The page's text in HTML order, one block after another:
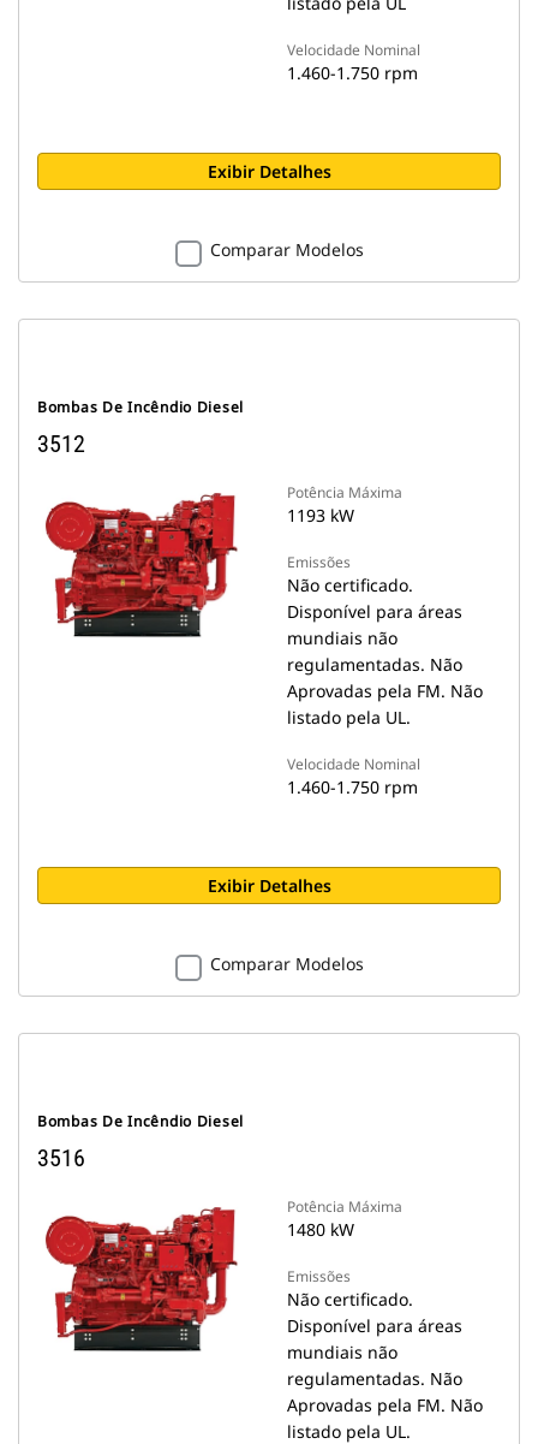
Velocidade Nominal
1.460-1.750 rpm
Exibir Detalhes
Comparar Modelos
Bombas De Incêndio Diesel
3512
Potência Máxima
1193 kW
Emissões
Não certificado.
Disponível para áreas
mundiais não
regulamentadas. Não
Aprovadas pela FM. Não
listado pela UL.
Velocidade Nominal
1.460-1.750 rpm
Exibir Detalhes
Comparar Modelos
Bombas De Incêndio Diesel
3516
Potência Máxima
1480 kW
Emissões
Não certificado.
Disponível para áreas
mundiais não
regulamentadas. Não
Aprovadas pela FM. Não
listado pela UL.